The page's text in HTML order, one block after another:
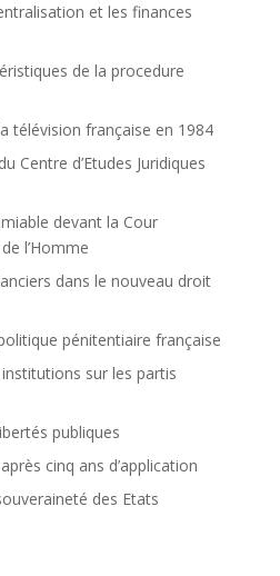
et les finances
de la procedure
télévision française en 1984
Centre d’Etudes Juridiques
devant la Cour
l’Homme
dans le nouveau droit
pénitentiaire française
institutions sur les partis
publiques
cinq ans d’application
des Etats